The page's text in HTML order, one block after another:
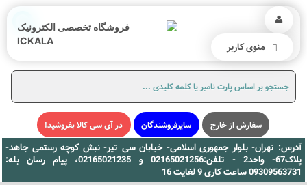
سفارش از خارج سایرفروشندگان در آی سی کالا بفروشید!
آدرس: تهران- بلوار جمهوری اسلامی- خیابان سی تیر- نبش کوچه رستمی جاهد-
پلاک67- واحد2 - تلفن:02165021256 و 02165021235، پیام رسان بله:
09309563731 ساعت کاری 9 لغایت 16
منوی کاربر